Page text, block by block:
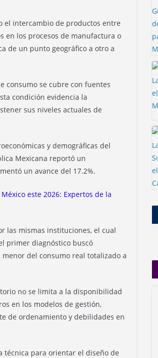
el intercambio de productos entre
en los procesos de manufactura o
de un punto geográfico a otro a
consumo se cubre con fuentes
condición evidencia la
sus niveles actuales de
y demográficas del
Mexicana reportó un
un avance del 17.2%.
este 2026: Expertos de la
las mismas instituciones, el cual
primer diagnóstico buscó
del consumo real totalizado a
no se limita a la disponibilidad
en los modelos de gestión,
de ordenamiento y debilidades en
técnica para orientar el diseño de